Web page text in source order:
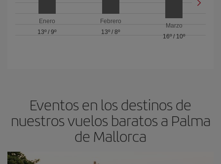
Enero
13º /9º
Febrero
13º / 8º
Marzo
16º/ 10º
Eventos en los destinos de
nuestros vuelos baratos a Palma
de Mallorca